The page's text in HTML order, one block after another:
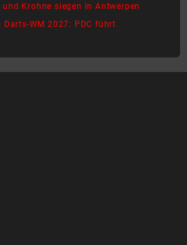
Krohne siegen in Antwerpen
WM 2027: PDC führt